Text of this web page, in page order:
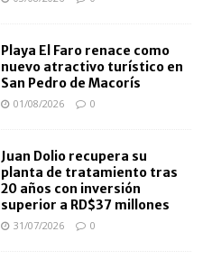
Playa El Faro renace como
nuevo atractivo turístico en
San Pedro de Macorís
01/08/2026 0
Juan Dolio recupera su
planta de tratamiento tras
20 años con inversión
superior a RD$37 millones
31/07/2026 0